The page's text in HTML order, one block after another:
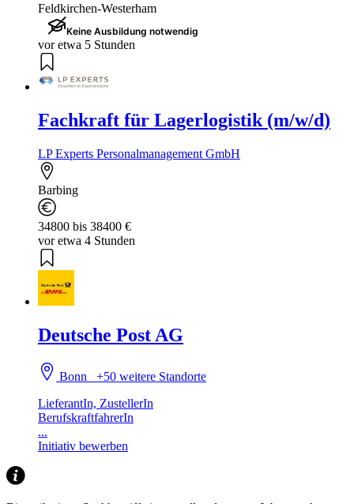
Feldkirchen-Westerham
Keine Ausbildung notwendig
vor etwa 5 Stunden
Fachkraft für Lagerlogistik (m/w/d)
LP Experts Personalmanagement GmbH
Barbing
34800 bis 38400 €
vor etwa 4 Stunden
Deutsche Post AG
Bonn+50 weitere Standorte
LieferantIn, ZustellerIn
BerufskraftfahrerIn
...
Initiativ bewerben